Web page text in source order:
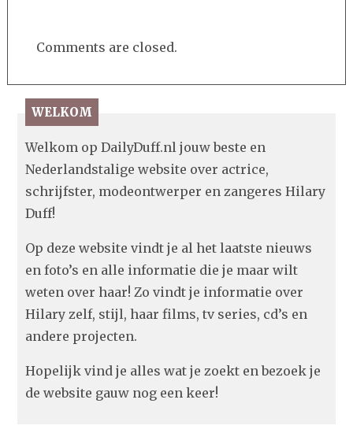
Comments are closed.
WELKOM
Welkom op DailyDuff.nl jouw beste en
Nederlandstalige website over actrice,
schrijfster, modeontwerper en zangeres Hilary
Duff!
Op deze website vindt je al het laatste nieuws
en foto’s en alle informatie die je maar wilt
weten over haar! Zo vindt je informatie over
Hilary zelf, stijl, haar films, tv series, cd’s en
andere projecten.
Hopelijk vind je alles wat je zoekt en bezoek je
de website gauw nog een keer!